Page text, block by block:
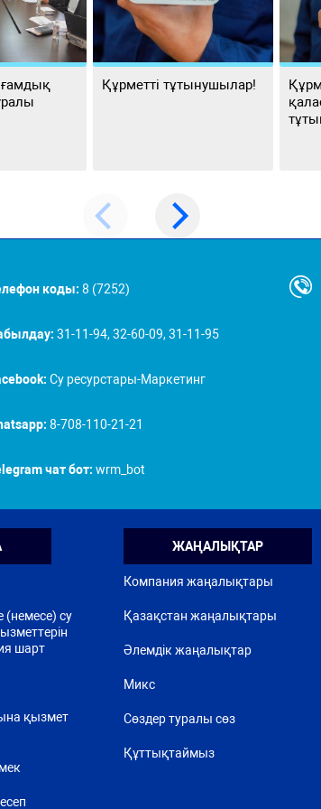
Құрметті тұтынушылар!
коды: 8 (7252)
31-11-94, 32-60-09, 31-11-95
Су ресурстары-Маркетинг
8-708-110-21-21
чат бот: wrm_bot
су
шарт
қызмет
ЖАҢАЛЫҚТАР
Компания жаңалықтары
Қазақстан жаңалықтары
Әлемдік жаңалықтар
Микс
Сөздер туралы сөз
Құттықтаймыз